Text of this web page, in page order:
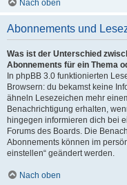
Nach oben
Abonnements und
Was ist der Unterschied
Abonnements für ein Thema
In phpBB 3.0 funktionierten
Browsern: du bekamst keine
ähneln Lesezeichen mehr
Benachrichtigung erhalten,
hingegen informieren dich bei
Forums des Boards. Die
Abonnements können im
einstellen“ geändert werden.
Nach oben